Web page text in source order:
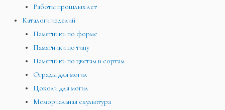
Работы прошлых лет
Каталоги изделий
Памятники по форме
Памятники по типу
Памятники по цветам и сортам
Ограды для могил
Цоколи для могил
Мемориальная скульптура